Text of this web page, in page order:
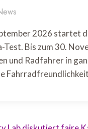
2026 startet
Test. Bis zum 30.
und Radfahrer in